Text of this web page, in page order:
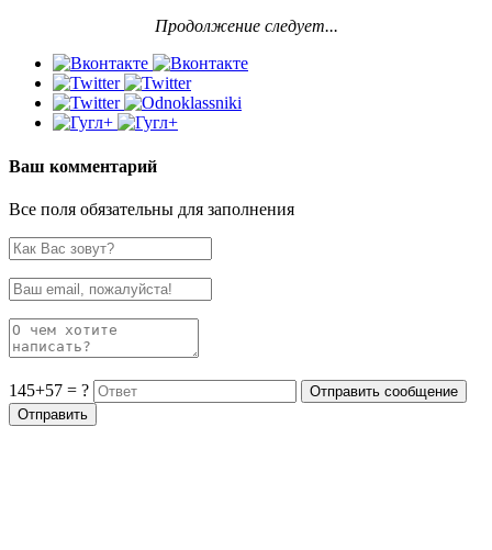
Продолжение следует...
Ваш комментарий
Все поля обязательны для заполнения
145+57 = ?